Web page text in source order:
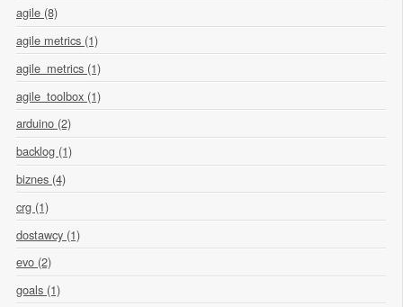
agile (8)
agile metrics (1)
agile_metrics (1)
agile_toolbox (1)
arduino (2)
backlog (1)
biznes (4)
crg (1)
dostawcy (1)
evo (2)
goals (1)